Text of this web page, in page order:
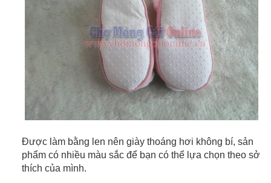
Được làm bằng len nên giày thoáng hơi không bí, sản
phẩm có nhiều màu sắc để bạn có thể lựa chọn theo sở
thích của mình.